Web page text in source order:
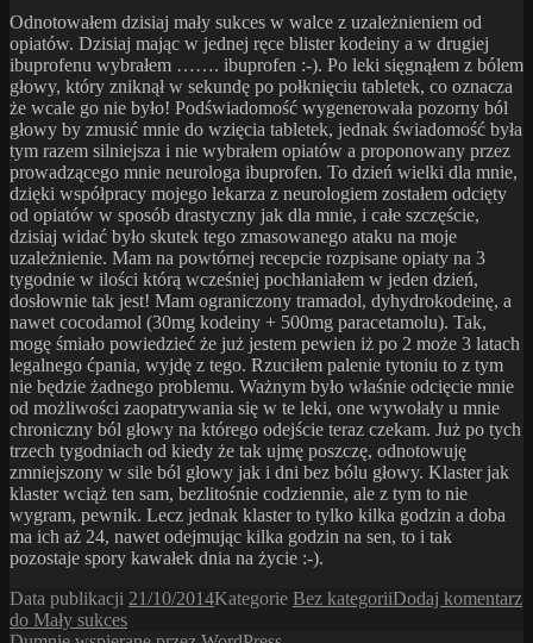
Odnotowałem dzisiaj mały sukces w walce z uzależnieniem od
opiatów. Dzisiaj mając w jednej ręce blister kodeiny a w drugiej
ibuprofenu wybrałem ……. ibuprofen :-). Po leki sięgnąłem z bólem
głowy, który zniknął w sekundę po połknięciu tabletek, co oznacza
że wcale go nie było! Podświadomość wygenerowała pozorny ból
głowy by zmusić mnie do wzięcia tabletek, jednak świadomość była
tym razem silniejsza i nie wybrałem opiatów a proponowany przez
prowadzącego mnie neurologa ibuprofen. To dzień wielki dla mnie,
dzięki współpracy mojego lekarza z neurologiem zostałem odcięty
od opiatów w sposób drastyczny jak dla mnie, i całe szczęście,
dzisiaj widać było skutek tego zmasowanego ataku na moje
uzależnienie. Mam na powtórnej recepcie rozpisane opiaty na 3
tygodnie w ilości którą wcześniej pochłaniałem w jeden dzień,
dosłownie tak jest! Mam ograniczony tramadol, dyhydrokodeinę, a
nawet cocodamol (30mg kodeiny + 500mg paracetamolu). Tak,
mogę śmiało powiedzieć że już jestem pewien iż po 2 może 3 latach
legalnego ćpania, wyjdę z tego. Rzuciłem palenie tytoniu to z tym
nie będzie żadnego problemu. Ważnym było właśnie odcięcie mnie
od możliwości zaopatrywania się w te leki, one wywołały u mnie
chroniczny ból głowy na którego odejście teraz czekam. Już po tych
trzech tygodniach od kiedy że tak ujmę poszczę, odnotowuję
zmniejszony w sile ból głowy jak i dni bez bólu głowy. Klaster jak
klaster wciąż ten sam, bezlitośnie codziennie, ale z tym to nie
wygram, pewnik. Lecz jednak klaster to tylko kilka godzin a doba
ma ich aż 24, nawet odejmując kilka godzin na sen, to i tak
pozostaje spory kawałek dnia na życie :-).
Data publikacji 21/10/2014Kategorie Bez kategoriiDodaj komentarz
do Mały sukces